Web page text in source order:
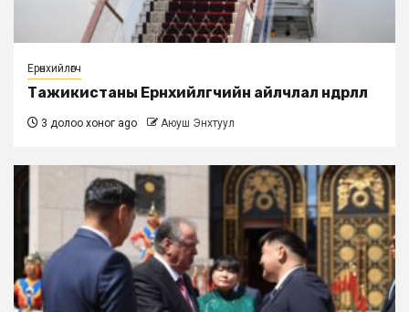
Ерөнхийлөгч
Тажикистаны Ерөнхийлөгчийн айлчлал өндөрлөлөө
3 долоо хоног ago Аюуш Энхтуул